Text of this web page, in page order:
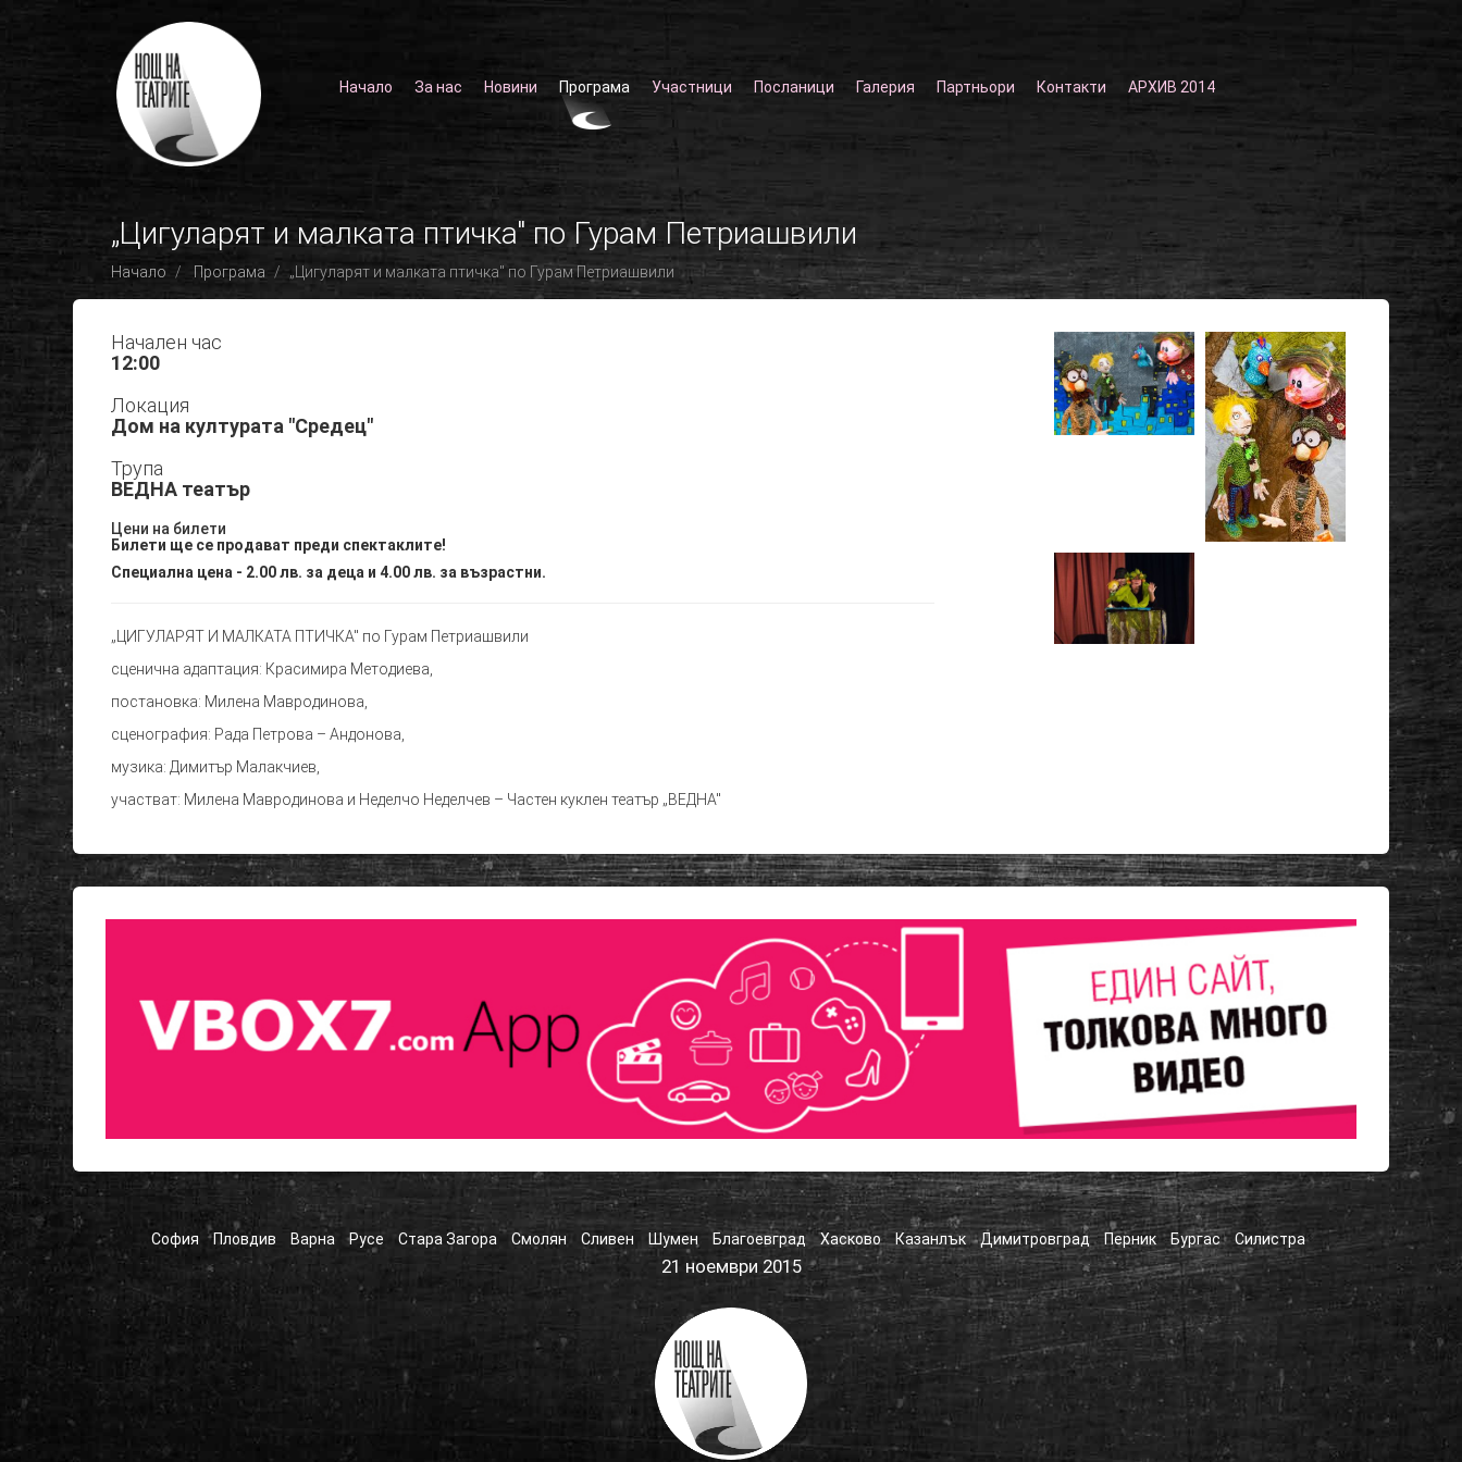
Начало За нас Новини Програма Участници Посланици Галерия Партньори Контакти АРХИВ 2014
„Цигуларят и малката птичка" по Гурам Петриашвили
Начало Програма „Цигуларят и малката птичка" по Гурам Петриашвили
Начален час
12:00
Локация
Дом на културата "Средец"
Трупа
ВЕДНА театър
Цени на билети
Билети ще се продават преди спектаклите!
Специална цена - 2.00 лв. за деца и 4.00 лв. за възрастни.
„ЦИГУЛАРЯТ И МАЛКАТА ПТИЧКА" по Гурам Петриашвили
сценична адаптация: Красимира Методиева,
постановка: Милена Мавродинова,
сценография: Рада Петрова – Андонова,
музика: Димитър Малакчиев,
участват: Милена Мавродинова и Неделчо Неделчев – Частен куклен театър „ВЕДНА"
София Пловдив Варна Русе Стара Загора Смолян Сливен Шумен Благоевград Хасково Казанлък Димитровград Перник Бургас Силистра
21 ноември 2015